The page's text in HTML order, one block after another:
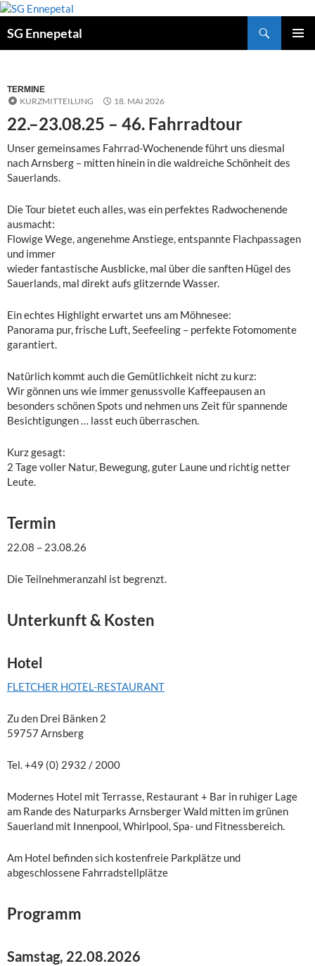
Zum
springen
SG Ennepetal
TERMINE
KURZMITTEILUNG 18. MAI 2026
22.–23.08.25 – 46. Fahrradtour
Unser gemeinsames Fahrrad-Wochenende führt uns diesmal
nach Arnsberg – mitten hinein in die waldreiche Schönheit des
Sauerlands.
Die Tour bietet euch alles, was ein perfektes Radwochenende
ausmacht:
Flowige Wege, angenehme Anstiege, entspannte Flachpassagen
und immer
wieder fantastische Ausblicke, mal über die sanften Hügel des
Sauerlands, mal direkt aufs glitzernde Wasser.
Ein echtes Highlight erwartet uns am Möhnesee:
Panorama pur, frische Luft, Seefeeling – perfekte Fotomomente
garantiert.
Natürlich kommt auch die Gemütlichkeit nicht zu kurz:
Wir gönnen uns wie immer genussvolle Kaffeepausen an
besonders schönen Spots und nehmen uns Zeit für spannende
Besichtigungen … lasst euch überraschen.
Kurz gesagt:
2 Tage voller Natur, Bewegung, guter Laune und richtig netter
Leute.
Termin
22.08 – 23.08.26
Die Teilnehmeranzahl ist begrenzt.
Unterkunft & Kosten
Hotel
FLETCHER HOTEL-RESTAURANT
Zu den Drei Bänken 2
59757 Arnsberg
Tel. +49 (0) 2932 / 2000
Modernes Hotel mit Terrasse, Restaurant + Bar in ruhiger Lage
am Rande des Naturparks Arnsberger Wald mitten im grünen
Sauerland mit Innenpool, Whirlpool, Spa- und Fitnessbereich.
Am Hotel befinden sich kostenfreie Parkplätze und
abgeschlossene Fahrradstellplätze
Programm
Samstag, 22.08.2026